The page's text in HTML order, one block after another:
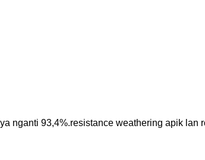
nganti 93,4%.resistance weathering apik lan